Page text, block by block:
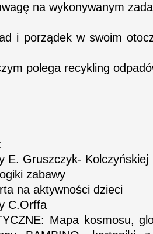
na wykonywanym
i porządek w swoim
polega recykling
E. Gruszczyk- Kolczyńskiej
zabawy
na aktywności dzieci
C.Orffa
Mapa kosmosu,